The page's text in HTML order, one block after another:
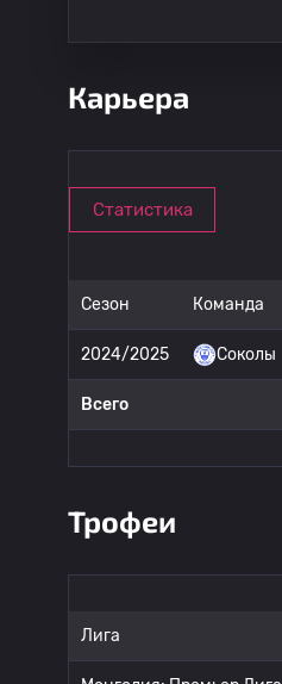
Карьера
Статистика
Сезон Команда
2024/2025 Соколы
Всего
Трофеи
Лига